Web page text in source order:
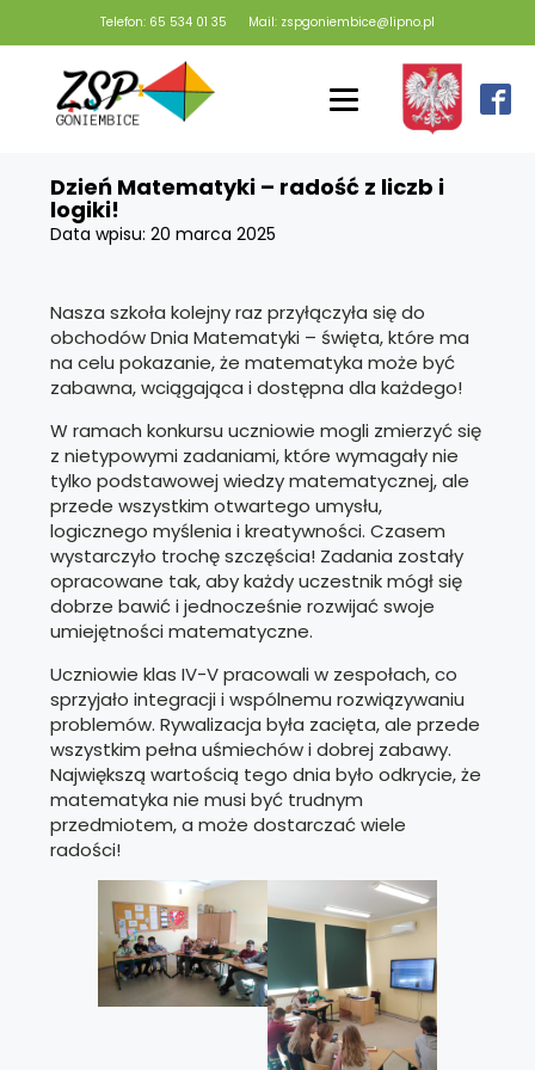
Telefon: 65 534 01 35 Mail: zspgoniembice@lipno.pl
Dzień Matematyki – radość z liczb i
logiki!
Data wpisu:20 marca 2025
Nasza szkoła kolejny raz przyłączyła się do
obchodów Dnia Matematyki – święta, które ma
na celu pokazanie, że matematyka może być
zabawna, wciągająca i dostępna dla każdego!
W ramach konkursu uczniowie mogli zmierzyć się
z nietypowymi zadaniami, które wymagały nie
tylko podstawowej wiedzy matematycznej, ale
przede wszystkim otwartego umysłu,
logicznego myślenia i kreatywności. Czasem
wystarczyło trochę szczęścia! Zadania zostały
opracowane tak, aby każdy uczestnik mógł się
dobrze bawić i jednocześnie rozwijać swoje
umiejętności matematyczne.
Uczniowie klas IV-V pracowali w zespołach, co
sprzyjało integracji i wspólnemu rozwiązywaniu
problemów. Rywalizacja była zacięta, ale przede
wszystkim pełna uśmiechów i dobrej zabawy.
Największą wartością tego dnia było odkrycie, że
matematyka nie musi być trudnym
przedmiotem, a może dostarczać wiele
radości!